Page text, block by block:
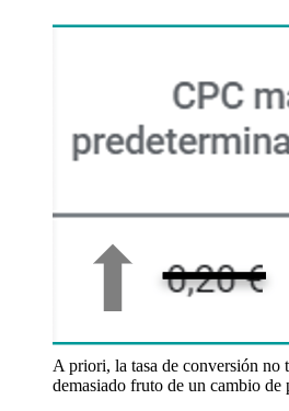
A priori, la tasa de conversión no
demasiado fruto de un cambio de